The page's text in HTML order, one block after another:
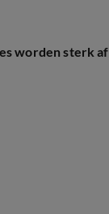
worden sterk